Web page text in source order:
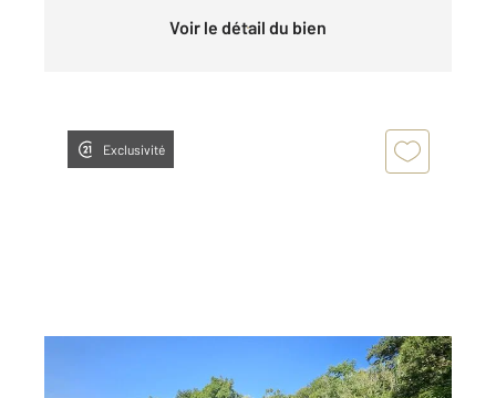
Voir le détail du bien
Exclusivité